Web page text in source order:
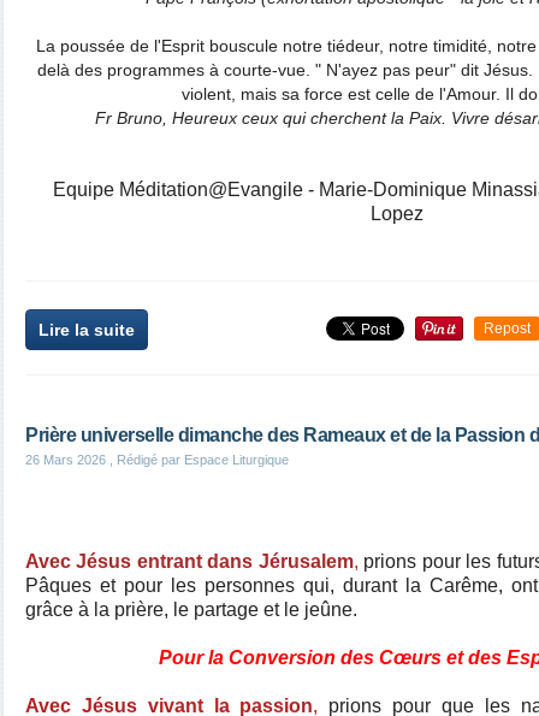
La poussée de l'Esprit bouscule notre tiédeur, notre timidité,
delà des programmes à courte-vue. " N'ayez pas peur" dit
violent, mais sa force est celle de l'Amour. Il
Fr Bruno, Heureux ceux qui cherchent la Paix. Vivre
Equipe Méditation@Evangile - Marie-Dominique
Lopez
Lire la suite Repost
Prière universelle dimanche des Rameaux et de la Passion
26 Mars 2026 , Rédigé par Espace Liturgique
Avec Jésus entrant dans Jérusalem, prions pour les
Pâques et pour les personnes qui, durant la Carême,
grâce à la prière, le partage et le jeûne.
Pour la Conversion des Cœurs et des
Avec Jésus vivant la passion, prions pour que les